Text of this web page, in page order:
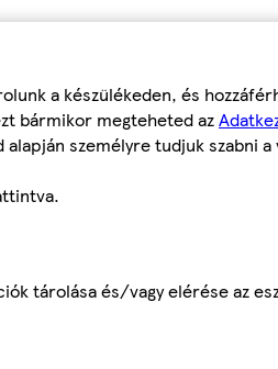
a készülékeden, és
bármikor megteheted az
személyre tudjuk szabni
tárolása és/vagy elérése az